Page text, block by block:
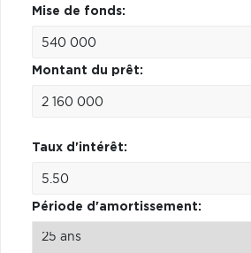
Mise de fonds:
Montant du prêt:
Taux d'intérêt:
Période d'amortissement: